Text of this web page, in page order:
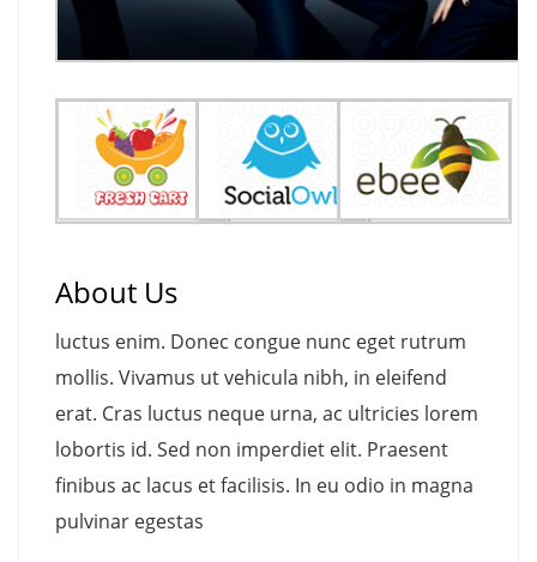
About Us
luctus enim. Donec congue nunc eget rutrum
mollis. Vivamus ut vehicula nibh, in eleifend
erat. Cras luctus neque urna, ac ultricies lorem
lobortis id. Sed non imperdiet elit. Praesent
finibus ac lacus et facilisis. In eu odio in magna
pulvinar egestas